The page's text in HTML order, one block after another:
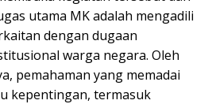
utama MK adalah mengadili
dengan dugaan
warga negara. Oleh
pemahaman yang memadai
kepentingan, termasuk